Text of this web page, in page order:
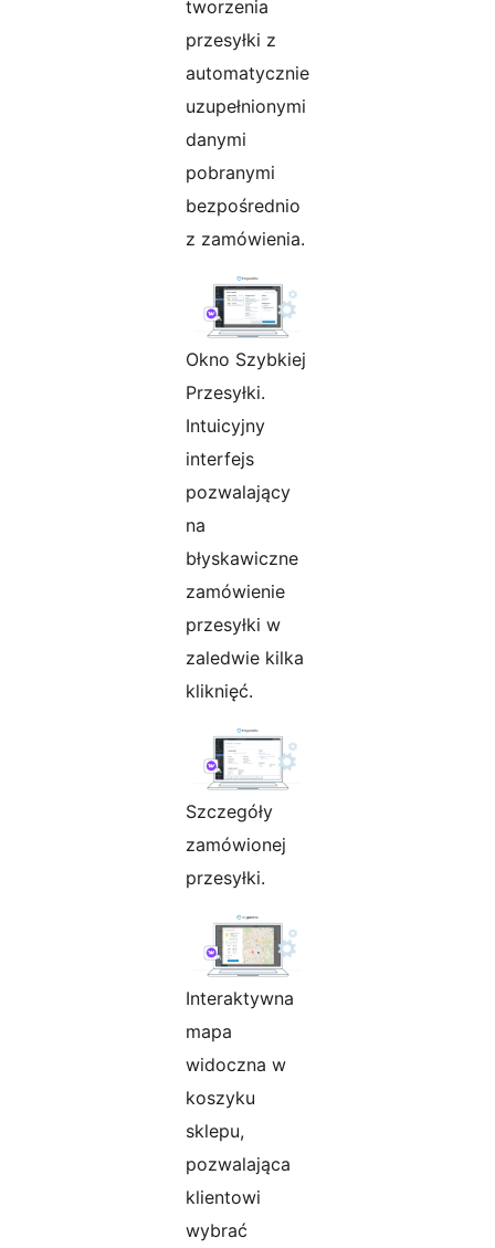
tworzenia
przesyłki z
automatycznie
uzupełnionymi
danymi
pobranymi
bezpośrednio
z zamówienia.
Okno Szybkiej
Przesyłki.
Intuicyjny
interfejs
pozwalający
na
błyskawiczne
zamówienie
przesyłki w
zaledwie kilka
kliknięć.
Szczegóły
zamówionej
przesyłki.
Interaktywna
mapa
widoczna w
koszyku
sklepu,
pozwalająca
klientowi
wybrać